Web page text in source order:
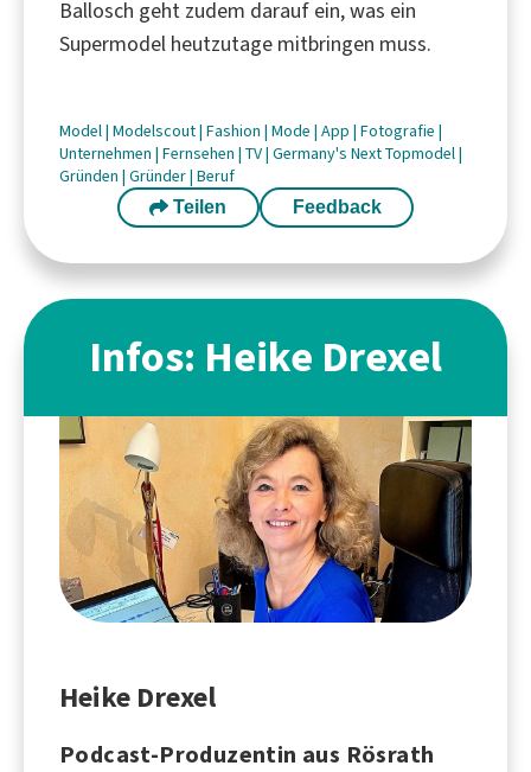
Ballosch geht zudem darauf ein, was ein
Supermodel heutzutage mitbringen muss.
Model| Modelscout| Fashion | Mode | App | Fotografie |
Unternehmen | Fernsehen | TV| Germany's Next Topmodel|
Gründen | Gründer| Beruf
Teilen Feedback
Infos: Heike Drexel
Heike Drexel
Podcast-Produzentin aus Rösrath